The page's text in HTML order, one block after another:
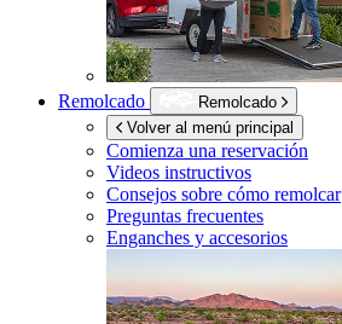
Remolcado
Remolcado
Volver al menú principal
Comienza una reservación
Videos instructivos
Consejos sobre cómo remolcar
Preguntas frecuentes
Enganches y accesorios